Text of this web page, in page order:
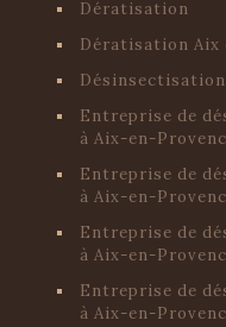
Dératisation
Dératisation Aix
Désinsectisation
Entreprise de
à Aix-en-
Entreprise de
à Aix-en-
Entreprise de
à Aix-en-
Entreprise de
à Aix-en-